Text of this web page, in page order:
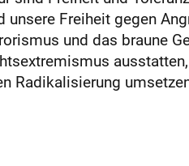
unsere Freiheit gegen
und das braune
Radikalisierung